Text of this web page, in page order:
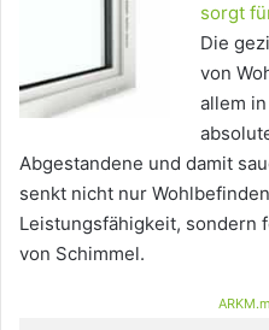
sorgt
Die
von
allem
Abgestandene und damit
senkt nicht nur
Leistungsfähigkeit, sondern
von Schimmel.